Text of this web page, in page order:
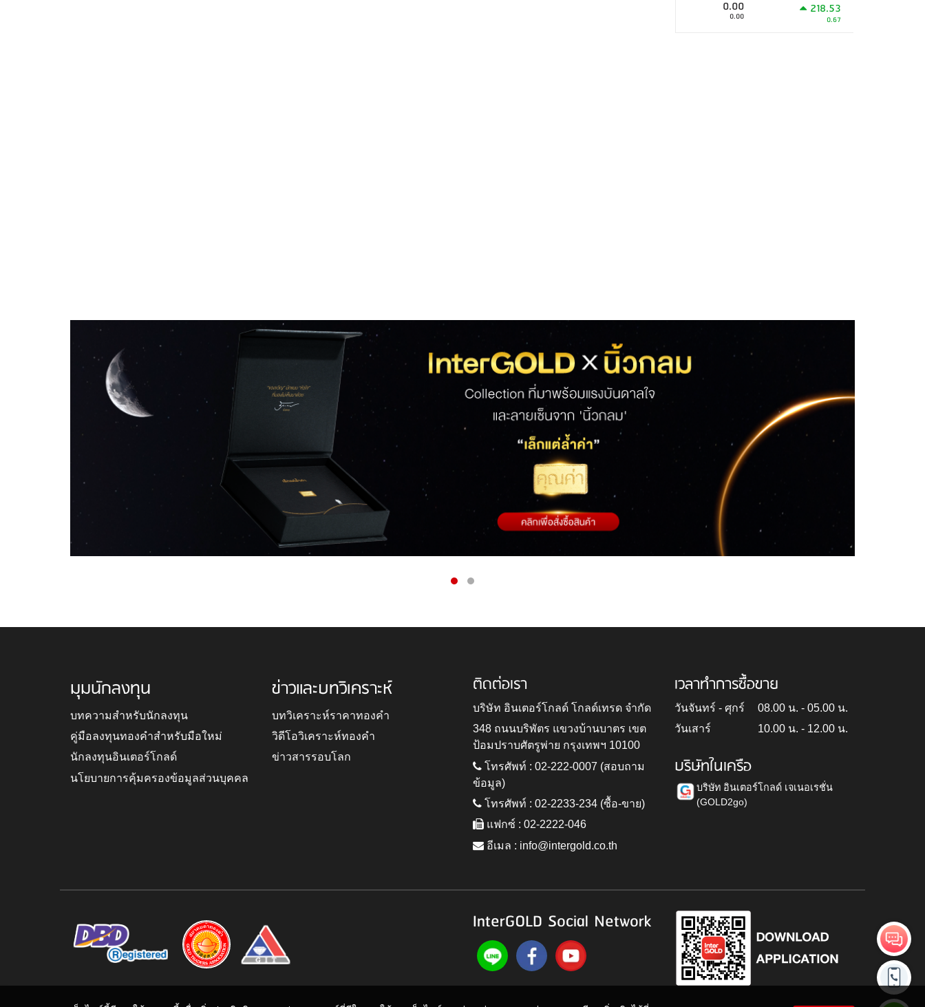
0.00
0.00 218.53
0.67
มุมนักลงทุน
บทความสำหรับนักลงทุน
คู่มือลงทุนทองคำสำหรับมือใหม่
นักลงทุนอินเตอร์โกลด์
นโยบายการคุ้มครองข้อมูลส่วนบุคคล
ข่าวและบทวิเคราะห์
บทวิเคราะห์ราคาทองคำ
วิดีโอวิเคราะห์ทองคำ
ข่าวสารรอบโลก
ติดต่อเรา
บริษัท อินเตอร์โกลด์ โกลด์เทรด จำกัด
348 ถนนบริพัตร แขวงบ้านบาตร เขต
ป้อมปราบศัตรูพ่าย กรุงเทพฯ 10100
โทรศัพท์ : 02-222-0007 (สอบถาม
ข้อมูล)
โทรศัพท์ : 02-2233-234 (ซื้อ-ขาย)
แฟกซ์ : 02-2222-046
อีเมล : info@intergold.co.th
เวลาทำการซื้อขาย
วันจันทร์ - ศุกร์
08.00 น. - 05.00 น.
วันเสาร์
10.00 น. - 12.00 น.
บริษัทในเครือ
บริษัท อินเตอร์โกลด์ เจเนอเรชั่น
(GOLD2go)
InterGOLD Social Network